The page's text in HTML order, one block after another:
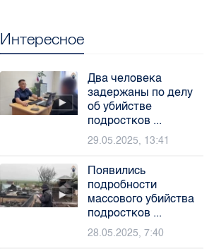
Интересное
Два человека
задержаны по делу
об убийстве
подростков ...
29.05.2025, 13:41
Появились
подробности
массового убийства
подростков ...
28.05.2025, 7:40